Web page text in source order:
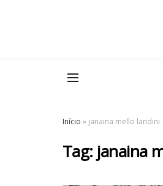
Início » janaina mello landini
Tag: janaina